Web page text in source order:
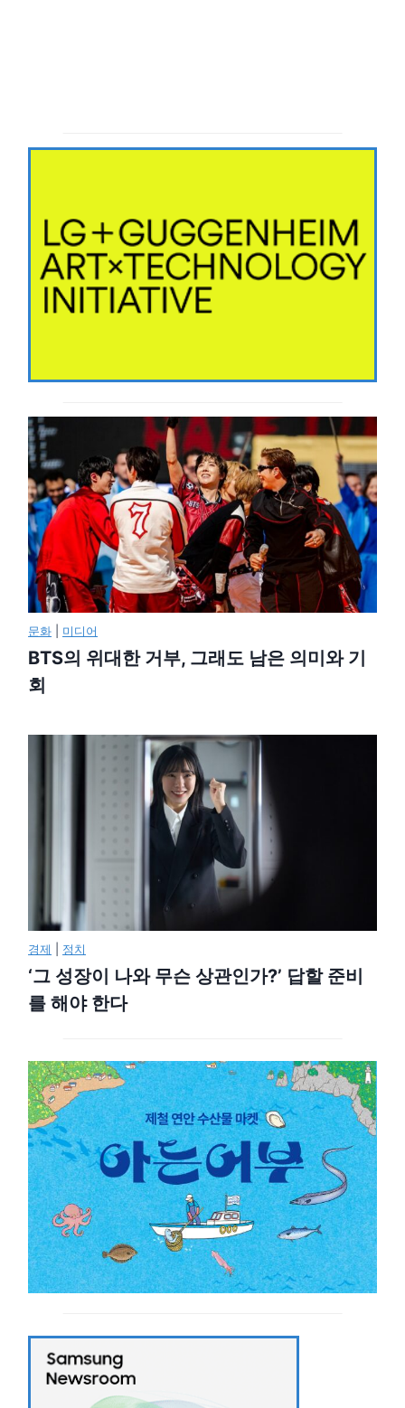
문화 미디어
BTS의 위대한 거부, 그래도 남은 의미와 기
회
경제 정치
‘그 성장이 나와 무슨 상관인가?’ 답할 준비
를 해야 한다